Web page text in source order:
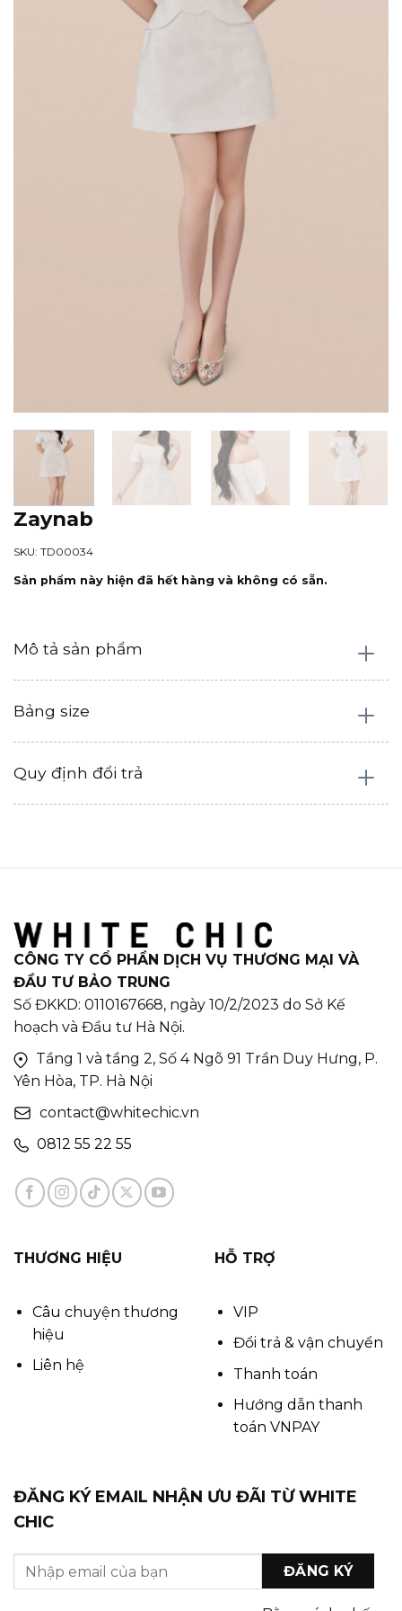
Zaynab
SKU: TD00034
Sản phẩm này hiện đã hết hàng và không có sẵn.
Mô tả sản phẩm
Bảng size
Quy định đổi trả
CÔNG TY CỔ PHẦN DỊCH VỤ THƯƠNG MẠI VÀ
ĐẦU TƯ BẢO TRUNG
Số ĐKKD: 0110167668, ngày 10/2/2023 do Sở Kế
hoạch và Đầu tư Hà Nội.
Tầng 1 và tầng 2, Số 4 Ngõ 91 Trần Duy Hưng, P.
Yên Hòa, TP. Hà Nội
contact@whitechic.vn
0812 55 22 55
THƯƠNG HIỆU
Câu chuyện thương
hiệu
Liên hệ
HỖ TRỢ
VIP
Đổi trả & vận chuyển
Thanh toán
Hướng dẫn thanh
toán VNPAY
ĐĂNG KÝ EMAIL NHẬN ƯU ĐÃI TỪ WHITE
CHIC